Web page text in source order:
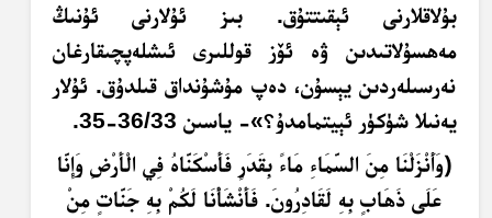
بۇلاقلارنى ئېقىتتۇق. بىز ئۇلارنى ئۇنىڭ
مەھسۇلاتىدىن ۋە ئۆز قوللىرى ئىشلەپچىقارغان
نەرسىلەردىن يېسۇن، دەپ مۇشۇنداق قىلدۇق. ئۇلار
يەنىلا شۈكۈر ئېيتمامدۇ؟»- ياسىن 36/33-35.
﴿وَأَنزلنا من السماءِ ماءً بقدر فَأَسكناهُ في الْأَرْضِ وَإِنا
على ذَهَاب بِهِ لقادرون. فَأَنشَأْنا لكم بِهِ جنات من